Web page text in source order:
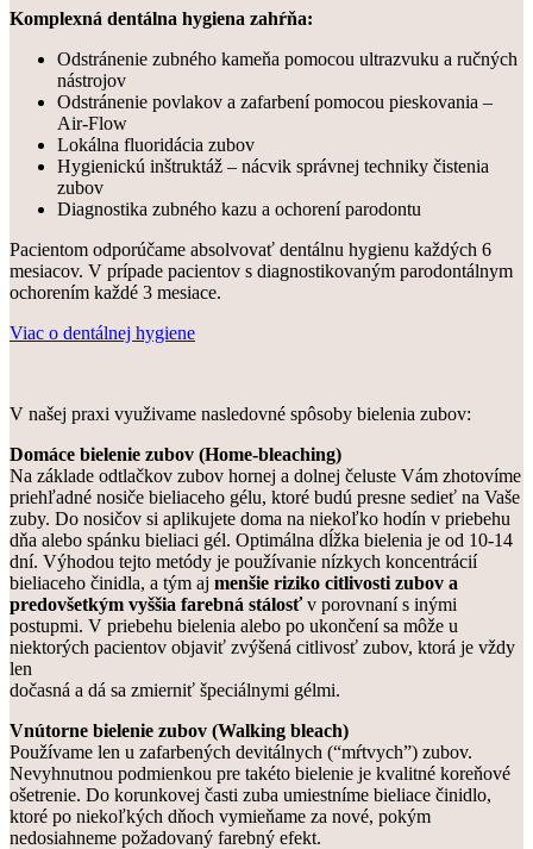
Komplexná dentálna hygiena zahŕňa:
Odstránenie zubného kameňa pomocou ultrazvuku a ručných
nástrojov
Odstránenie povlakov a zafarbení pomocou pieskovania –
Air-Flow
Lokálna fluoridácia zubov
Hygienickú inštruktáž – nácvik správnej techniky čistenia
zubov
Diagnostika zubného kazu a ochorení parodontu
Pacientom odporúčame absolvovať dentálnu hygienu každých 6
mesiacov. V prípade pacientov s diagnostikovaným parodontálnym
ochorením každé 3 mesiace.
Viac o dentálnej hygiene
V našej praxi využivame nasledovné spôsoby bielenia zubov:
Domáce bielenie zubov (Home-bleaching)
Na základe odtlačkov zubov hornej a dolnej čeluste Vám zhotovíme
priehľadné nosiče bieliaceho gélu, ktoré budú presne sedieť na Vaše
zuby. Do nosičov si aplikujete doma na niekoľko hodín v priebehu
dňa alebo spánku bieliaci gél. Optimálna dĺžka bielenia je od 10-14
dní. Výhodou tejto metódy je používanie nízkych koncentrácií
bieliaceho činidla, a tým aj menšie riziko citlivosti zubov a
predovšetkým vyššia farebná stálosťv porovnaní s inými
postupmi. V priebehu bielenia alebo po ukončení sa môže u
niektorých pacientov objaviť zvýšená citlivosť zubov, ktorá je vždy
len
dočasná a dá sa zmierniť špeciálnymi gélmi.
Vnútorne bielenie zubov (Walking bleach)
Používame len u zafarbených devitálnych (“mŕtvych”) zubov.
Nevyhnutnou podmienkou pre takéto bielenie je kvalitné koreňové
ošetrenie. Do korunkovej časti zuba umiestníme bieliace činidlo,
ktoré po niekoľkých dňoch vymieňame za nové, pokým
nedosiahneme požadovaný farebný efekt.